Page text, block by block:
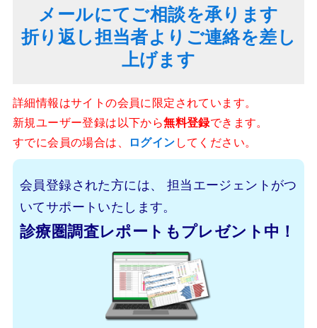
メールにてご相談を承ります
折り返し担当者よりご連絡を差し
上げます
詳細情報はサイトの会員に限定されています。
新規ユーザー登録は以下から無料登録できます。
すでに会員の場合は、
ログインしてください。
会員登録された方には、
担当エージェントがつ
いてサポートいたします。
診療圏調査レポートもプレゼント中！